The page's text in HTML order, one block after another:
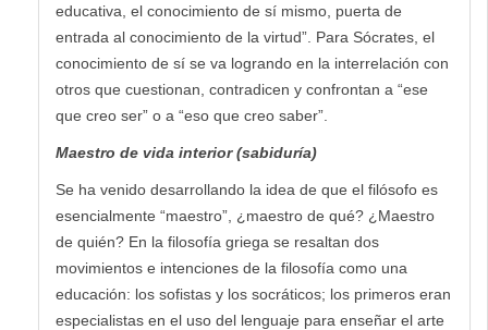
educativa, el conocimiento de sí mismo, puerta de
entrada al conocimiento de la virtud”. Para Sócrates, el
conocimiento de sí se va logrando en la interrelación con
otros que cuestionan, contradicen y confrontan a “ese
que creo ser” o a “eso que creo saber”.
Maestro de vida interior (sabiduría)
Se ha venido desarrollando la idea de que el filósofo es
esencialmente “maestro”, ¿maestro de qué? ¿Maestro
de quién? En la filosofía griega se resaltan dos
movimientos e intenciones de la filosofía como una
educación: los sofistas y los socráticos; los primeros eran
especialistas en el uso del lenguaje para enseñar el arte